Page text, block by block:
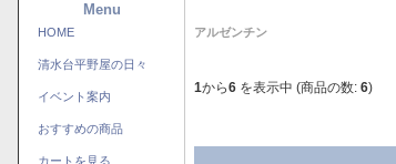
Menu
HOME
清水台平野屋の日々
イベント案内
おすすめの商品
カートを見る
アルゼンチン
1から6 を表示中 (商品の数: 6)